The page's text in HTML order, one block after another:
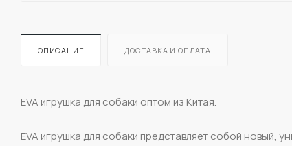
ОПИСАНИЕ ДОСТАВКА И ОПЛАТА
EVA игрушка для собаки оптом из Китая.
EVA игрушка для собаки представляет собой новый,